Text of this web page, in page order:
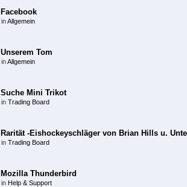
Facebook
inAllgemein
Unserem Tom
inAllgemein
Suche Mini Trikot
in Trading Board
Rarität -Eishockeyschläger von Brian Hills u.
in Trading Board
Mozilla Thunderbird
in Help & Support